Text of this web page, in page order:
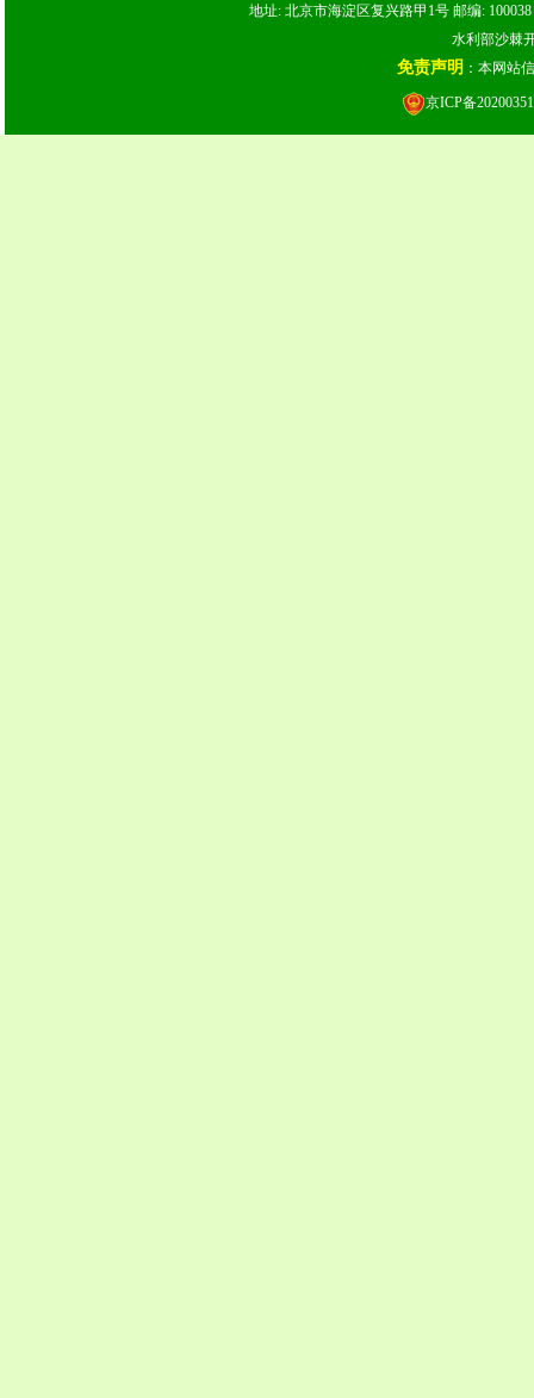
地址: 北京市海淀区复兴路甲1号 邮编:
水利部沙棘
免责声明 ：本网站
京ICP备